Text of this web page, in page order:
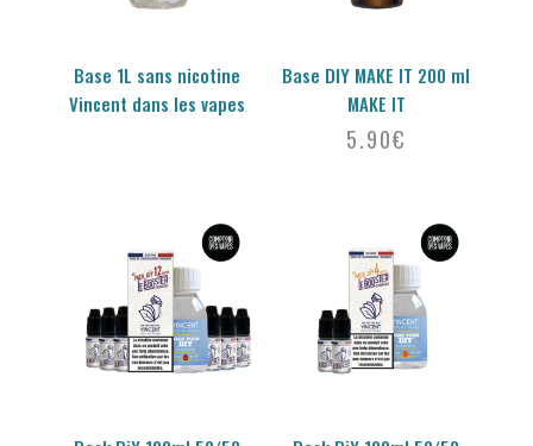
Base 1L sans nicotine
Vincent dans les vapes
Base DIY MAKE IT 200 ml
MAKE IT
5.90€